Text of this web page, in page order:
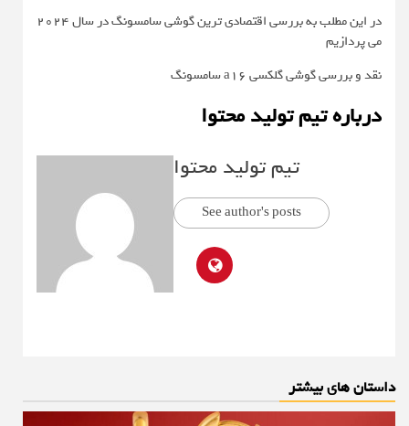
در این مطلب به بررسی اقتصادی ترین گوشی سامسونگ در سال ۲۰۲۴
می پردازیم
نقد و بررسی گوشی گلکسی a16 سامسونگ
درباره تیم تولید محتوا
تیم تولید محتوا
See author's posts
داستان های بیشتر